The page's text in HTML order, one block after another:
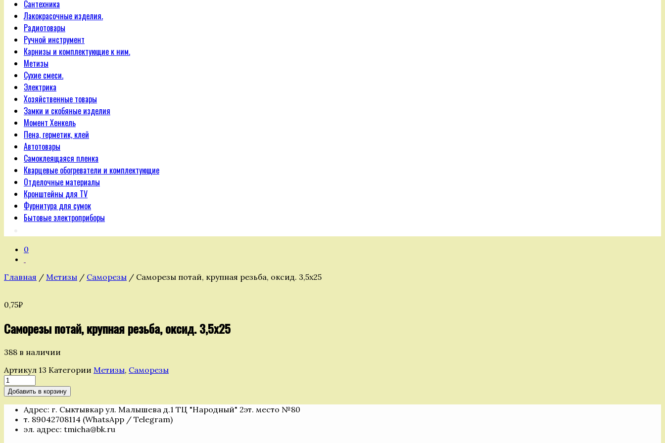
Сантехника
Лакокрасочные изделия.
Радиотовары
Ручной инструмент
Карнизы и комплектующие к ним.
Метизы
Сухие смеси.
Электрика
Хозяйственные товары
Замки и скобяные изделия
Момент Хенкель
Пена, герметик, клей
Автотовары
Самоклеящаяся пленка
Кварцевые обогреватели и комплектующие
Отделочные материалы
Кронштейны для TV
Фурнитура для сумок
Бытовые электроприборы
0
Главная / Метизы / Саморезы / Саморезы потай, крупная резьба, оксид. 3,5х25
0,75₽
Саморезы потай, крупная резьба, оксид. 3,5х25
388 в наличии
Артикул 13 Категории Метизы, Саморезы
Количество
товара
Саморезы
потай,
крупная
резьба,
Добавить в корзину
Адрес: г. Сыктывкар ул. Малышева д.1 ТЦ "Народный" 2эт. место №80
т. 89042708114 (WhatsApp / Telegram)
эл. адрес: tmicha@bk.ru